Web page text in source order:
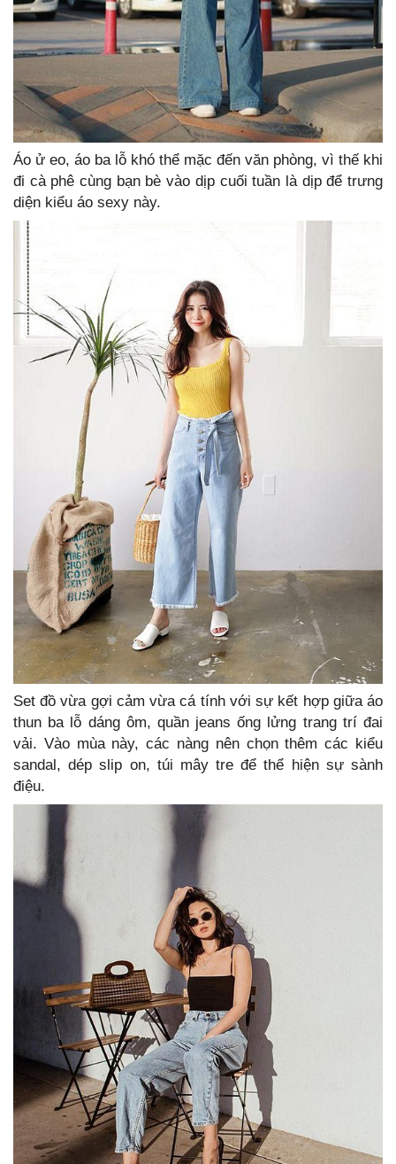
Áo ử eo, áo ba lỗ khó thể mặc đến văn phòng, vì thế khi
đi cà phê cùng bạn bè vào dịp cuối tuần là dịp để trưng
diện kiểu áo sexy này.
Set đồ vừa gợi cảm vừa cá tính với sự kết hợp giữa áo
thun ba lỗ dáng ôm, quần jeans ống lửng trang trí đai
vải. Vào mùa này, các nàng nên chọn thêm các kiểu
sandal, dép slip on, túi mây tre để thể hiện sự sành
điệu.